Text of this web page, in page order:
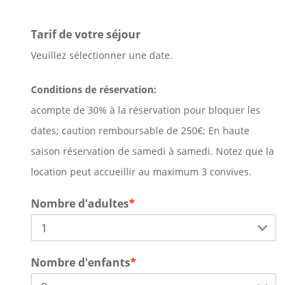
Tarif de votre séjour
Veuillez sélectionner une date.
Conditions de réservation:
acompte de 30% à la réservation pour bloquer les
dates; caution remboursable de 250€; En haute
saison réservation de samedi à samedi. Notez que la
location peut accueillir au maximum 3 convives.
Nombre d'adultes*
Nombre d'enfants*